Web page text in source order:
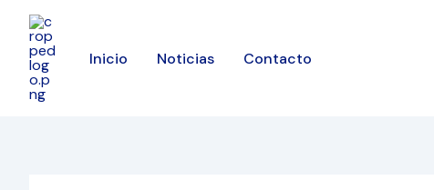
contenido
Inicio Noticias Contacto